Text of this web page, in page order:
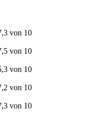
von 10
von 10
von 10
von 10
von 10